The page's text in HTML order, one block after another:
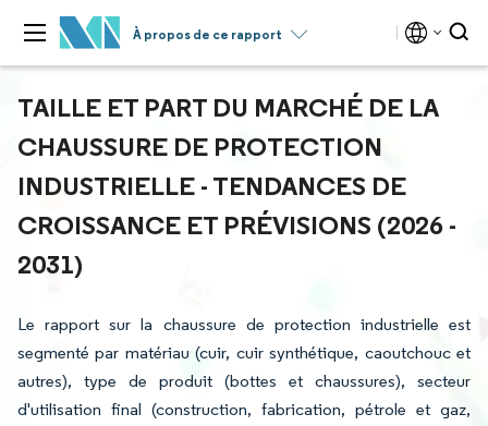
À propos de ce rapport
TAILLE ET PART DU MARCHÉ DE LA
CHAUSSURE DE PROTECTION
INDUSTRIELLE - TENDANCES DE
CROISSANCE ET PRÉVISIONS (2026 -
2031)
Le rapport sur la chaussure de protection industrielle est
segmenté par matériau (cuir, cuir synthétique, caoutchouc et
autres), type de produit (bottes et chaussures), secteur
d'utilisation final (construction, fabrication, pétrole et gaz,